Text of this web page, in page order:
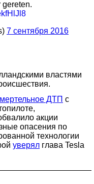
7 сентября 2016
властями
ДТП с
акции
опасения по
технологии
уверял глава Tesla